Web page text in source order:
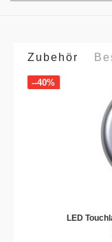
Zubehör
LED
--40%